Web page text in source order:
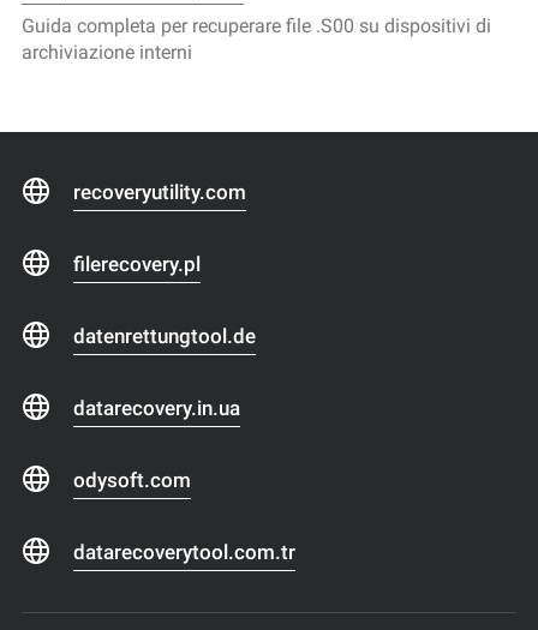
Guida completa per recuperare file .S00 su dispositivi di
archiviazione interni
recoveryutility.com
filerecovery.pl
datenrettungtool.de
datarecovery.in.ua
odysoft.com
datarecoverytool.com.tr